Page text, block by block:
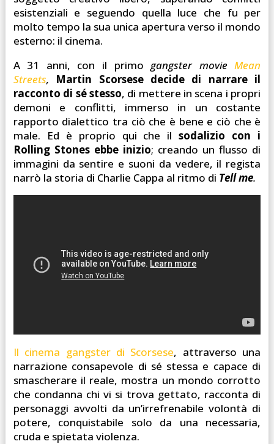
esistenziali e seguendo quella luce che fu per
molto tempo la sua unica apertura verso il mondo
esterno: il cinema.
A 31 anni, con il primogangster movieMean
Streets,
Martin Scorsese decide di narrare il
racconto di sé stesso, di mettere in scena i propri
demoni e conflitti, immerso in un costante
rapporto dialettico tra ciò che è bene e ciò che è
male. Ed è proprio qui che ilsodalizio con i
Rolling Stones ebbe inizio; creando un flusso di
immagini da sentire e suoni da vedere, il regista
narrò la storia di Charlie Cappa al ritmo di Tell me.
Il cinema gangster di Scorsese, attraverso una
narrazione consapevole di sé stessa e capace di
smascherare il reale, mostra un mondo corrotto
che condanna chi vi si trova gettato, racconta di
personaggi avvolti da un’irrefrenabile volontà di
potere, conquistabile solo da una necessaria,
cruda e spietata violenza.